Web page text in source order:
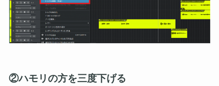
②ハモリの方を三度下げる